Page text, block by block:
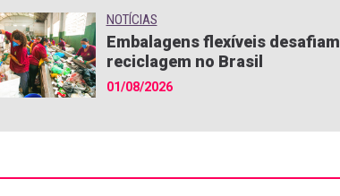
NOTÍCIAS
Embalagens flexíveis desafiam
reciclagem no Brasil
01/08/2026